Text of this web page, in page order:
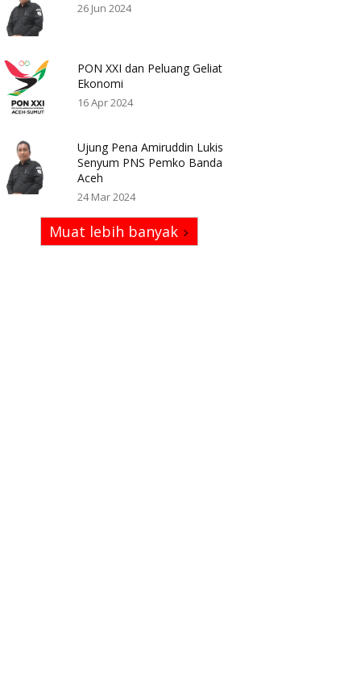
26 Jun 2024
PON XXI dan Peluang Geliat
Ekonomi
16 Apr 2024
Ujung Pena Amiruddin Lukis
Senyum PNS Pemko Banda
Aceh
24 Mar 2024
Muat lebih banyak